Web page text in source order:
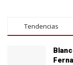
Tendencias